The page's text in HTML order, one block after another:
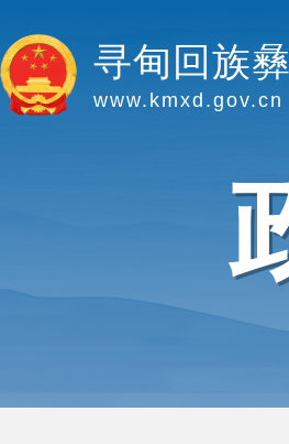
寻甸回族
www.kmxd.gov.cn